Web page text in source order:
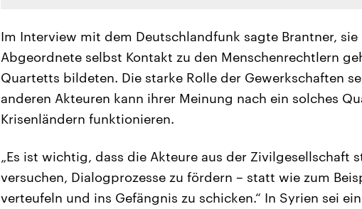
Im Interview mit dem Deutschlandfunk sagte Brantner,
Abgeordnete selbst Kontakt zu den Menschenrechtlern
Quartetts bildeten. Die starke Rolle der Gewerkschaften
anderen Akteuren kann ihrer Meinung nach ein solches
Krisenländern funktionieren.
„Es ist wichtig, dass die Akteure aus der Zivilgesellschaft
versuchen, Dialogprozesse zu fördern – statt wie zum
verteufeln und ins Gefängnis zu schicken.“ In Syrien sei